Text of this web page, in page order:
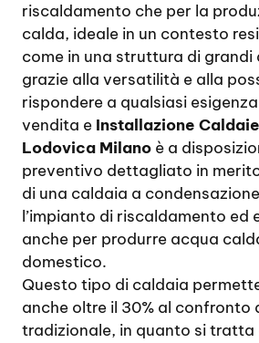
riscaldamento che per la
calda, ideale in un contesto
come in una struttura di grandi
grazie alla versatilità e alla
rispondere a qualsiasi
vendita e Installazione
Lodovica Milano è a
preventivo dettagliato in
di una caldaia a
l’impianto di riscaldamento ed
anche per produrre acqua
domestico.
Questo tipo di caldaia
anche oltre il 30% al confronto
tradizionale, in quanto si tratta